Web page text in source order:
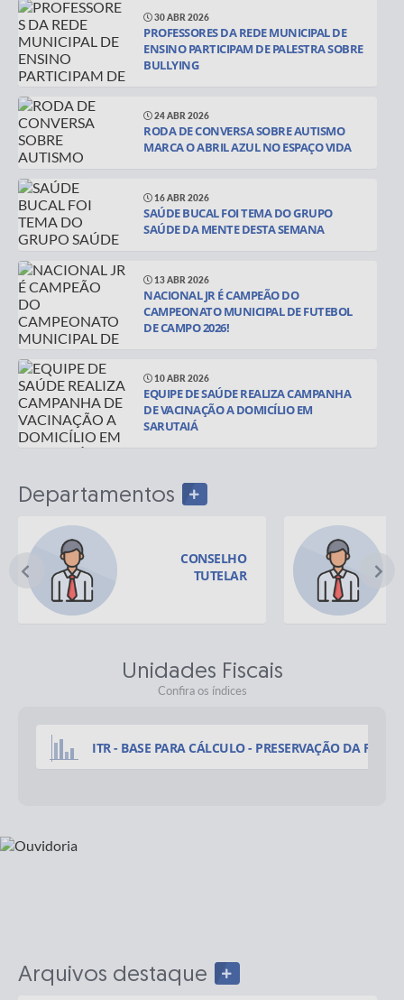
30 ABR 2026
PROFESSORES DA REDE MUNICIPAL DE
ENSINO PARTICIPAM DE PALESTRA SOBRE
BULLYING
24 ABR 2026
RODA DE CONVERSA SOBRE AUTISMO
MARCA O ABRIL AZUL NO ESPAÇO VIDA
16 ABR 2026
SAÚDE BUCAL FOI TEMA DO GRUPO
SAÚDE DA MENTE DESTA SEMANA
13 ABR 2026
NACIONAL JR É CAMPEÃO DO
CAMPEONATO MUNICIPAL DE FUTEBOL
DE CAMPO 2026!
10 ABR 2026
EQUIPE DE SAÚDE REALIZA CAMPANHA
DE VACINAÇÃO A DOMICÍLIO EM
SARUTAIÁ
Departamentos
CONSELHO
TUTELAR
Unidades Fiscais
Confira os índices
ITR - BASE PARA CÁLCULO - PRESERVAÇÃO DA
Arquivos destaque